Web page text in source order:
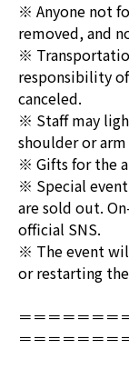
※ Anyone not
removed, and
※
responsibility
canceled.
※ Staff may
shoulder or
※ Gifts for the
※ Special
are sold out.
official SNS.
※ The event
or restarting
＝＝＝＝＝＝＝
＝＝＝＝＝＝＝